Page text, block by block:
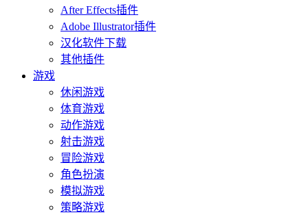
After Effects插件
Adobe Illustrator插件
汉化软件下载
其他插件
游戏
休闲游戏
体育游戏
动作游戏
射击游戏
冒险游戏
角色扮演
模拟游戏
策略游戏